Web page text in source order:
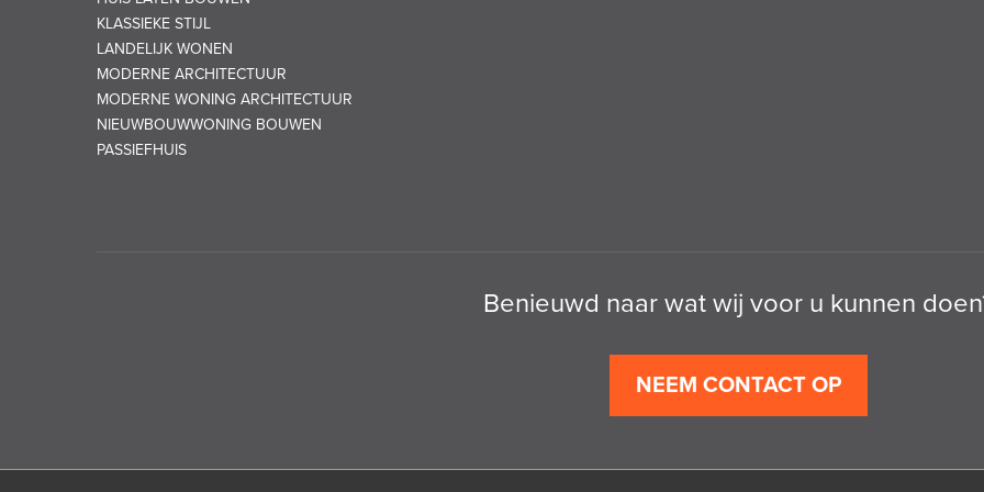
KLASSIEKE STIJL
LANDELIJK WONEN
MODERNE ARCHITECTUUR
MODERNE WONING ARCHITECTUUR
NIEUWBOUWWONING BOUWEN
PASSIEFHUIS
Benieuwd naar wat wij voor u kunnen
NEEM CONTACT OP